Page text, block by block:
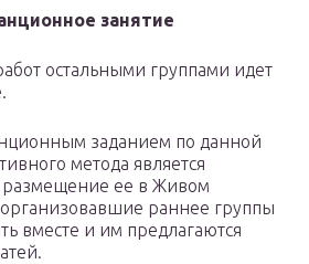
занятие
остальными группами идет
заданием по данной
метода является
размещение ее в Живом
раннее группы
вместе и им предлагаются